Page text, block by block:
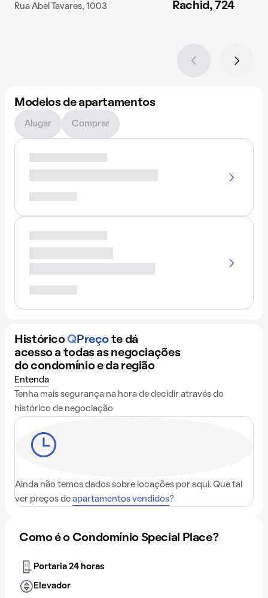
Rua Abel Tavares, 1003
Rachid, 724
Modelos de apartamentos
Alugar Comprar
Histórico QPreço te dá
acesso a todas as negociações
do condomínio e da região
Entenda
Tenha mais segurança na hora de decidir através do
histórico de negociação
Ainda não temos dados sobre locações por aqui. Que tal
ver preços de apartamentos vendidos?
Como é o Condomínio Special Place?
Portaria 24 horas
Elevador